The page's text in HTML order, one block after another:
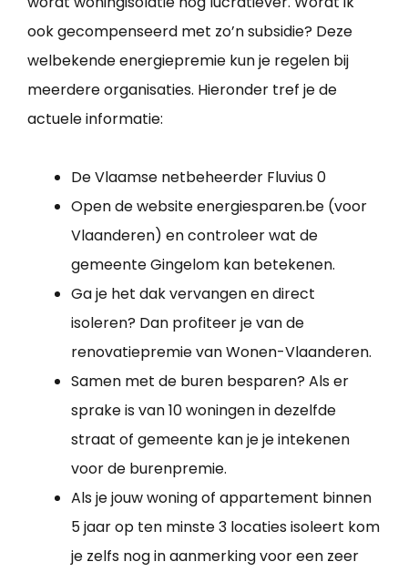
ook gecompenseerd met zo’n subsidie? Deze
welbekende energiepremie kun je regelen bij
meerdere organisaties. Hieronder tref je de
actuele informatie:
De Vlaamse netbeheerder Fluvius 0
Open de website energiesparen.be (voor
Vlaanderen) en controleer wat de
gemeente Gingelom kan betekenen.
Ga je het dak vervangen en direct
isoleren? Dan profiteer je van de
renovatiepremie van Wonen-Vlaanderen.
Samen met de buren besparen? Als er
sprake is van 10 woningen in dezelfde
straat of gemeente kan je je intekenen
voor de burenpremie.
Als je jouw woning of appartement binnen
5 jaar op ten minste 3 locaties isoleert kom
je zelfs nog in aanmerking voor een zeer